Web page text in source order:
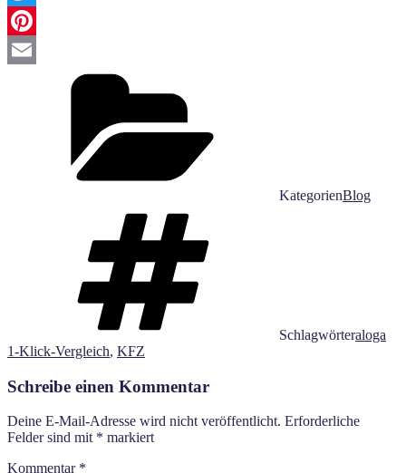
Twitter
Pinterest
KategorienBlog
Schlagwörteraloga
1-Klick-Vergleich, KFZ
Schreibe einen Kommentar
Deine E-Mail-Adresse wird nicht veröffentlicht. Erforderliche
Felder sind mit * markiert
Kommentar *